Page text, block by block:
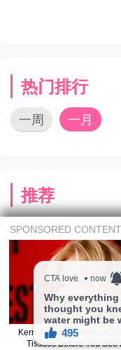
热门排行
一周 一月
推荐